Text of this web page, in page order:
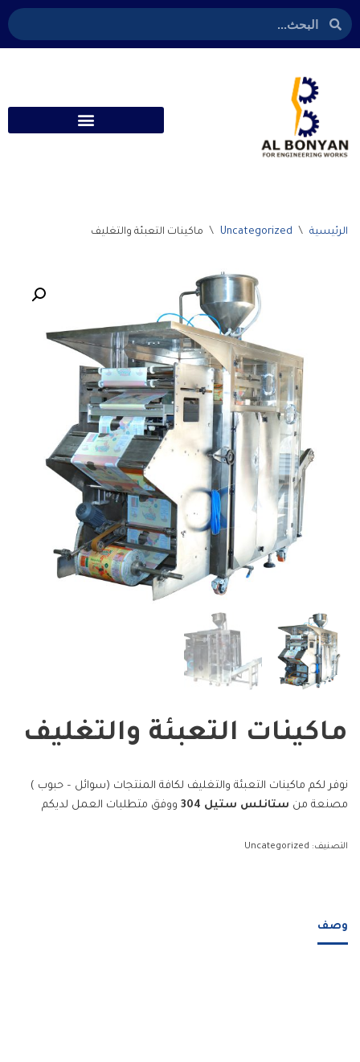
تخطى
المحتوى
الرئيسية \
Uncategorized
\ ماكينات التعبئة والتغليف
ماكينات التعبئة والتغليف
نوفر لكم ماكينات التعبئة والتغليف لكافة المنتجات (سوائل – حبوب )
مصنعة من ستانلس ستيل 304 ووفق متطلبات العمل لديكم
التصنيف: Uncategorized
وصف